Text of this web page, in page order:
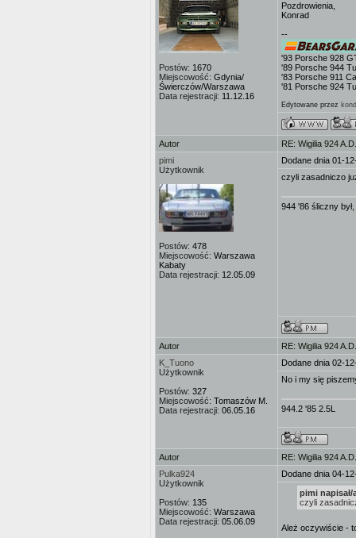
Postów: 1670
Miejscowość: Gdynia/
Świerczów/Warszawa
Data rejestracji: 11.12.16
Pozdrowienia,
Konrad
--
'93 Porsche 928
'89 Porsche 944
'83 Porsche 911
'81 Porsche 924
Edytowane przez
Autor
RE: Wigilia 924
pimi
Użytkownik
Postów: 478
Miejscowość: Warszawa
Kabaty
Data rejestracji: 12.05.09
Dodane dnia 01-
czyli zasadniczo
944 '86 śliczny
Autor
RE: Wigilia 924
K_Tuono
Użytkownik
Postów: 327
Miejscowość: Tomaszów M.
Data rejestracji: 06.05.16
Dodane dnia 02-
No i my się
944.2 '85 2.5L
Autor
RE: Wigilia 924
Pulka924
Użytkownik
Postów: 135
Miejscowość: Warszawa
Data rejestracji: 05.06.09
Dodane dnia 04-
pimi napisał/
czyli
Ależ oczywiście -